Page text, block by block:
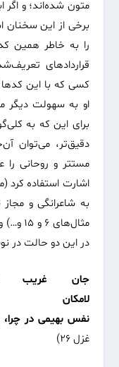
متون شده‌اند؛ و اگر
برخی از این سخنان
را به خاطر همین
قراردادهای
کسی که با این کدها
او به سهولت دیگر
برای این که به
دقیق‌تر، می‌توان
مستتر و روحانی را
به شاعرانگی و
در این دو حالت در
جان غریب
نفس بهیمی در
غزل ۲۶)